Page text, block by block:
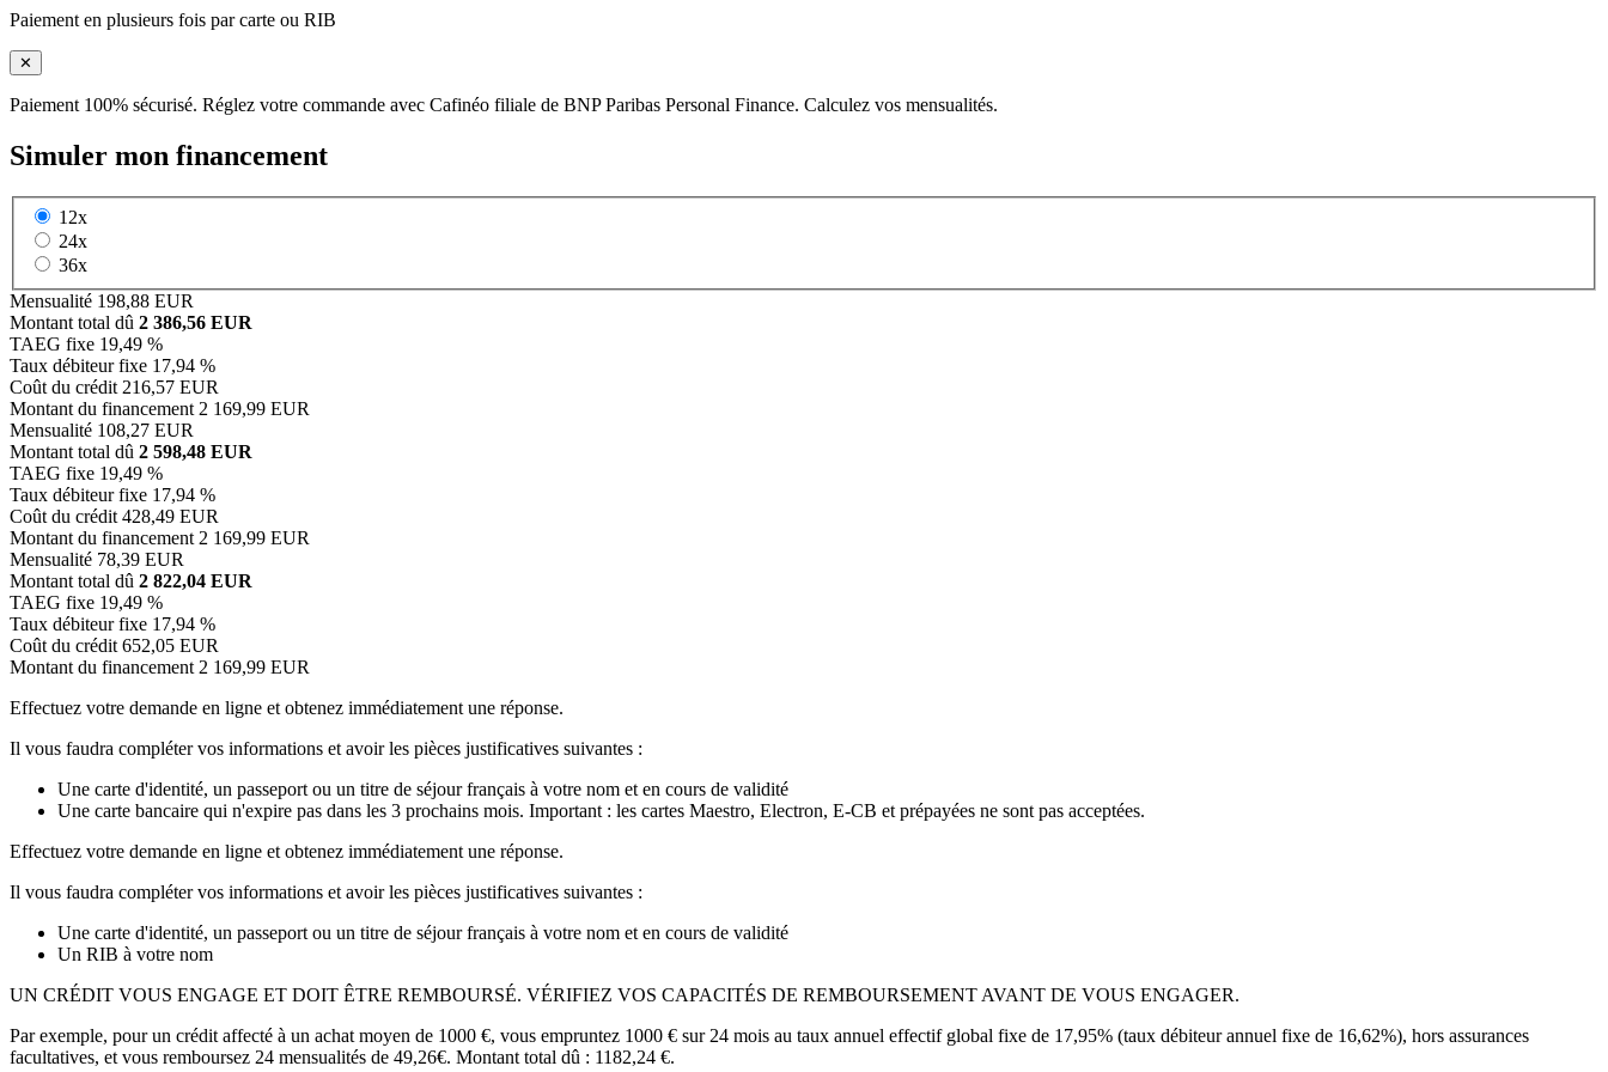
Paiement en plusieurs fois par carte ou RIB
✕
Paiement 100% sécurisé. Réglez votre commande avec Cafinéo filiale de BNP Paribas Personal Finance. Calculez vos mensualités.
Simuler mon financement
12x
24x
36x
Mensualité 198,88 EUR
Montant total dû 2 386,56 EUR
TAEG fixe 19,49 %
Taux débiteur fixe 17,94 %
Coût du crédit 216,57 EUR
Montant du financement 2 169,99 EUR
Mensualité 108,27 EUR
Montant total dû 2 598,48 EUR
TAEG fixe 19,49 %
Taux débiteur fixe 17,94 %
Coût du crédit 428,49 EUR
Montant du financement 2 169,99 EUR
Mensualité 78,39 EUR
Montant total dû 2 822,04 EUR
TAEG fixe 19,49 %
Taux débiteur fixe 17,94 %
Coût du crédit 652,05 EUR
Montant du financement 2 169,99 EUR
Effectuez votre demande en ligne et obtenez immédiatement une réponse.
Il vous faudra compléter vos informations et avoir les pièces justificatives suivantes :
Une carte d'identité, un passeport ou un titre de séjour français à votre nom et en cours de validité
Une carte bancaire qui n'expire pas dans les 3 prochains mois. Important : les cartes Maestro, Electron, E-CB et prépayées ne sont pas acceptées.
Effectuez votre demande en ligne et obtenez immédiatement une réponse.
Il vous faudra compléter vos informations et avoir les pièces justificatives suivantes :
Une carte d'identité, un passeport ou un titre de séjour français à votre nom et en cours de validité
Un RIB à votre nom
UN CRÉDIT VOUS ENGAGE ET DOIT ÊTRE REMBOURSÉ. VÉRIFIEZ VOS CAPACITÉS DE REMBOURSEMENT AVANT DE VOUS ENGAGER.
Par exemple, pour un crédit affecté à un achat moyen de 1000 €, vous empruntez 1000 € sur 24 mois au taux annuel effectif global fixe de 17,95% (taux débiteur annuel fixe de 16,62%), hors assurances
facultatives, et vous remboursez 24 mensualités de 49,26€. Montant total dû : 1182,24 €.